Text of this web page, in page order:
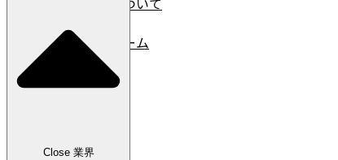
リーダーシップチーム
採用情報
お問い合わせ
Close 業界